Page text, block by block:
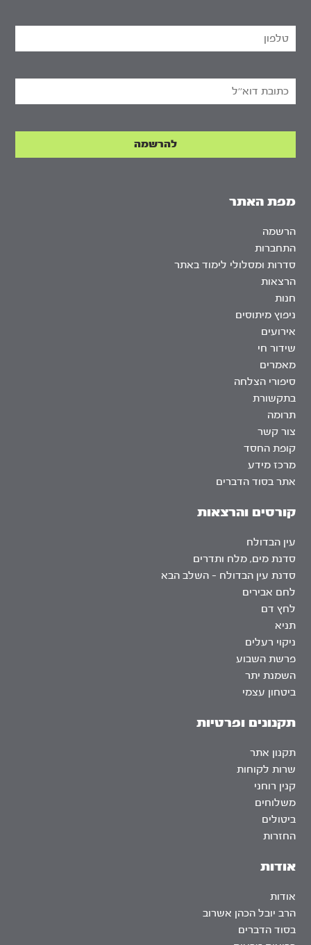
אודות
אודות
הרב יובל הכהן אשרוב
בסוד הדברים
מפת האתר
הרשמה
התחברות
סדרות ומסלולי לימוד באתר
הרצאות
חנות
ניפוץ מיתוסים
אירועים
שידור חי
מאמרים
סיפורי הצלחה
בתקשורת
תרומה
צור קשר
קופת החסד
מרכז מידע
אתר בסוד הדברים
קורסים והרצאות
עין הבדולח
סדנת מים, מלח ותדרים
סדנת עין הבדולח – השלב הבא
לחם אבירים
לחץ דם
תניא
ניקוי רעלים
פרשת השבוע
השמנת יתר
ביטחון עצמי
תקנונים ופרטיות
תקנון אתר
שרות לקוחות
קנין רוחני
משלוחים
ביטולים
החזרות